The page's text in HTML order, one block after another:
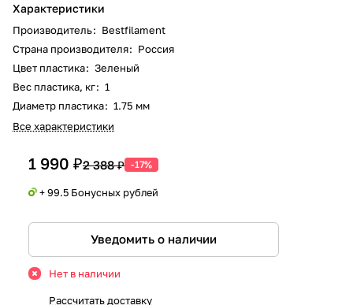
Характеристики
Производитель: Bestfilament
Страна производителя: Россия
Цвет пластика: Зеленый
Вес пластика, кг: 1
Диаметр пластика: 1.75 мм
Все характеристики
1 990 ₽2 388 ₽ -17%
+ 99.5 Бонусных рублей
Уведомить о наличии
Нет в наличии
Рассчитать доставку